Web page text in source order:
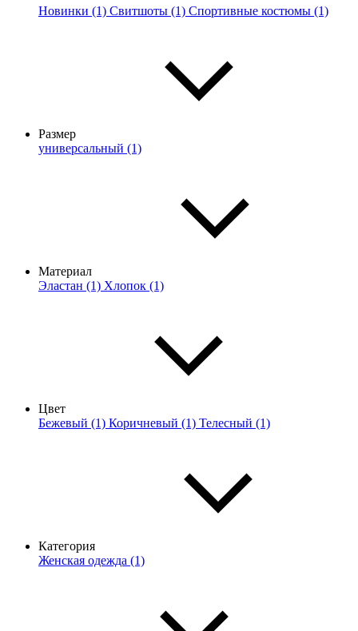
Новинки (1) Свитшоты (1) Спортивные костюмы (1)
Размер
универсальный (1)
Материал
Эластан (1) Хлопок (1)
Цвет
Бежевый (1) Коричневый (1) Телесный (1)
Категория
Женская одежда (1)